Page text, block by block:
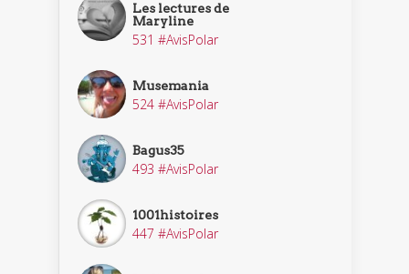
Les lectures de
Maryline
531 #AvisPolar
Musemania
524 #AvisPolar
Bagus35
493 #AvisPolar
1001histoires
447 #AvisPolar